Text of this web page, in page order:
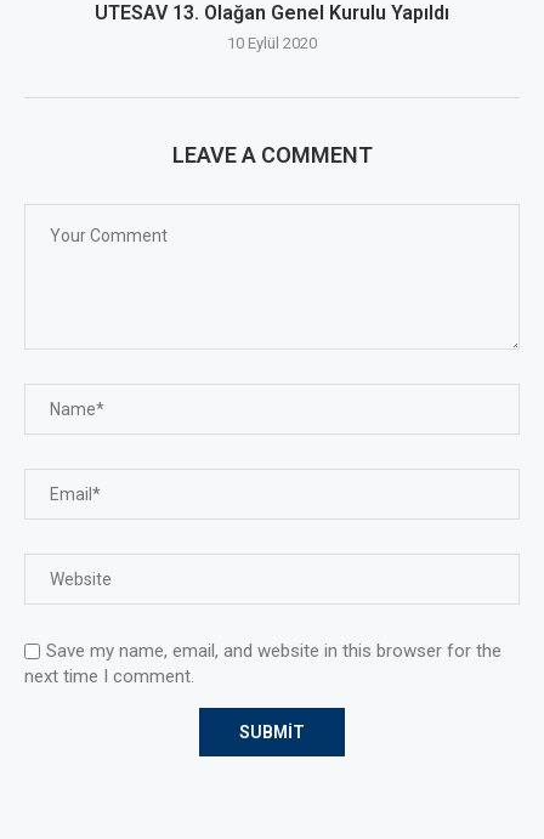
UTESAV 13. Olağan Genel Kurulu Yapıldı
10 Eylül 2020
LEAVE A COMMENT
Save my name, email, and website in this browser for the
next time I comment.